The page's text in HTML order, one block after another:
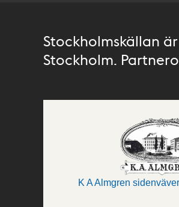
Stockholmskällan
Stockholm.
K A Almgren